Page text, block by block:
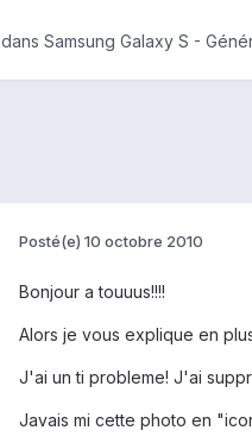
dans Samsung Galaxy S -
Posté(e) 10 octobre 2010
Bonjour a touuus!!!!
Alors je vous explique en
J'ai un ti probleme! J'ai
Javais mi cette photo en